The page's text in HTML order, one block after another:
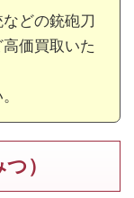
どの銃砲刀
価買取いた
）